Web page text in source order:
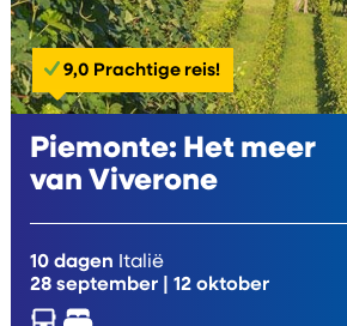
9,0 Prachtige reis!
Piemonte: Het meer
van Viverone
10 dagen Italië
28 september| 12 oktober